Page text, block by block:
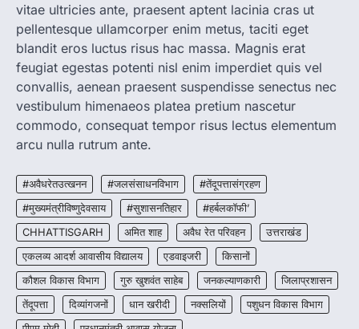
2
More Khabar August 7, 2026
रायपुर। राष्ट्रीय कृमि मुक्ति दिवस भारत सरकार द्वारा
बच्चों के स्वास्थ्य सुधार के लिए वर्ष…
3
CHHATTISGARH
CG : मुख्यमंत्री विष्णुदेव साय के नेतृत्व में
छत्तीसगढ़ को बड़ी उपलब्धि
More Khabar
हरित विकास और किसानों की आय…
4
CHHATTISGARH
CG : पांच माह की अनुष्का को मिला नया
जीवन, चिरायु योजना से संभव हुई सफल सर्जरी
More Khabar August 7, 2026
रायपुर। राष्ट्रीय बाल स्वास्थ्य कार्यक्रम (चिरायु) के तहत
जशपुर जिले की 5 माह की मासूम…
vitae ultricies ante, praesent aptent lacinia cras ut
pellentesque ullamcorper enim metus, taciti eget
blandit eros luctus risus hac massa. Magnis erat
feugiat egestas potenti nisl enim imperdiet quis vel
convallis, aenean praesent suspendisse senectus nec
vestibulum himenaeos platea pretium nascetur
commodo, consequat tempor risus lectus elementum
arcu nulla rutrum ante.
#अवैधरेतउत्खनन #जलसंसाधनविभाग
#तेंदूपत्तासंग्रहण
#मुख्यमंत्रीविष्णुदेवसाय
#सुशासनतिहार
#हर्बलकॉफी’
CHHATTISGARH
अमित शाह अवैध रेत परिवहन
उत्तराखंड
एकलव्य आदर्श आवासीय विद्यालय
एडवाइजरी
किसानों
कौशल विकास विभाग
गुरु खुशवंत साहेब जनकल्याणकारी
जिलाप्रशासन
तेंदूपत्ता
दिव्यांगजनों धान खरीदी नक्सलियों
पशुधन विकास विभाग